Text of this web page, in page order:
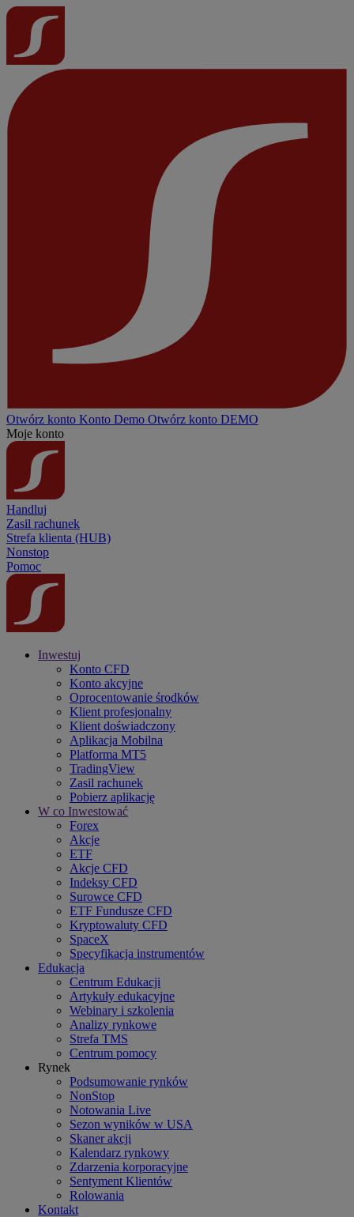
Otwórz konto Konto Demo Otwórz konto DEMO
Moje konto
Handluj
Zasil rachunek
Strefa klienta (HUB)
Nonstop
Pomoc
Inwestuj
Konto CFD
Konto akcyjne
Oprocentowanie środków
Klient profesjonalny
Klient doświadczony
Aplikacja Mobilna
Platforma MT5
TradingView
Zasil rachunek
Pobierz aplikację
W co Inwestować
Forex
Akcje
ETF
Akcje CFD
Indeksy CFD
Surowce CFD
ETF Fundusze CFD
Kryptowaluty CFD
SpaceX
Specyfikacja instrumentów
Edukacja
Centrum Edukacji
Artykuły edukacyjne
Webinary i szkolenia
Analizy rynkowe
Strefa TMS
Centrum pomocy
Rynek
Podsumowanie rynków
NonStop
Notowania Live
Sezon wyników w USA
Skaner akcji
Kalendarz rynkowy
Zdarzenia korporacyjne
Sentyment Klientów
Rolowania
Kontakt